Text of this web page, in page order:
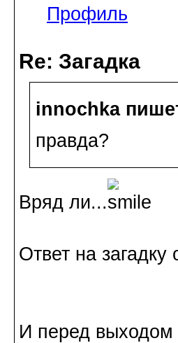
Профиль
Re: Загадка
innochka
правда?
Вряд ли...
Ответ на
И перед выходом